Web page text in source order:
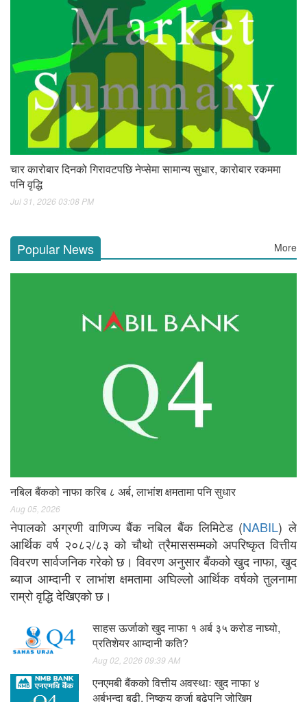
चार कारोबार दिनको गिरावटपछि नेप्सेमा सामान्य सुधार, कारोबार रकममा
पनि वृद्धि
Jul 31, 2026 03:08 PM
Popular News More
नबिल बैंकको नाफा करिब ८ अर्ब, लाभांश क्षमतामा पनि सुधार
Aug 05, 2026
नेपालको अग्रणी वाणिज्य बैंक नबिल बैंक लिमिटेड (NABIL) ले
आर्थिक वर्ष २०८२/८३ को चौथो त्रैमाससम्मको अपरिष्कृत वित्तीय
विवरण सार्वजनिक गरेको छ। विवरण अनुसार बैंकको खुद नाफा, खुद
ब्याज आम्दानी र लाभांश क्षमतामा अघिल्लो आर्थिक वर्षको तुलनामा
राम्रो वृद्धि देखिएको छ।
साहस ऊर्जाको खुद नाफा १ अर्ब ३५ करोड नाघ्यो,
प्रतिशेयर आम्दानी कति?
Aug 02, 2026 09:39 AM
एनएमबी बैंकको वित्तीय अवस्थाः खुद नाफा ४
अर्बभन्दा बढी, निष्कृय कर्जा बढेपनि जोखिम